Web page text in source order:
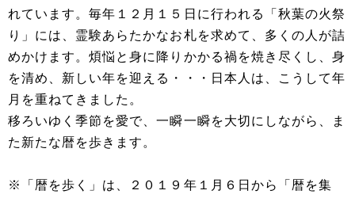
れています。毎年１２月１５日に行われる「秋葉の火祭
り」には、霊験あらたかなお札を求めて、多くの人が詰
めかけます。煩悩と身に降りかかる禍を焼き尽くし、身
を清め、新しい年を迎える・・・日本人は、こうして年
月を重ねてきました。
移ろいゆく季節を愛で、一瞬一瞬を大切にしながら、ま
た新たな暦を歩きます。
※「暦を歩く」は、２０１９年１月６日から「暦を集